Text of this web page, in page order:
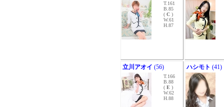
T.161
B.85
( C )
W.61
H.87
立川アオイ (56)
T.166
B.88
( E )
W.62
H.88
ハシモト (41)